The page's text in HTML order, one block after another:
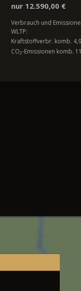
nur 12.590,00 €
Verbrauch und
WLTP:
Kraftstoffverbr. komb.
CO2-Emissionen komb.